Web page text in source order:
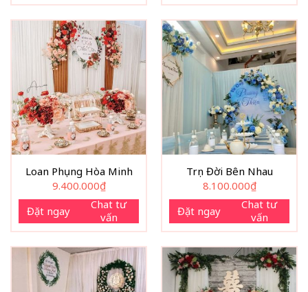
Loan Phụng Hòa Minh
9.400.000₫
Đặt ngay
Chat tư
vấn
Trọn Đời Bên Nhau
8.100.000₫
Đặt ngay
Chat tư
vấn